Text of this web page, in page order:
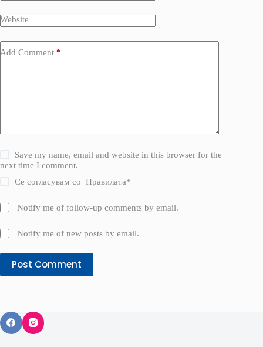
Website
Add Comment *
Save my name, email and website in this browser for the
next time I comment.
Се согласувам соПравилата*
Notify me of follow-up comments by email.
Notify me of new posts by email.
Post Comment